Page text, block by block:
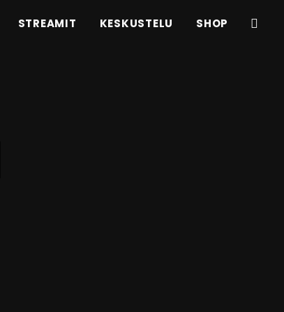
STREAMIT KESKUSTELU SHOP